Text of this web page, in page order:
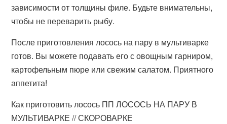
зависимости от толщины филе. Будьте внимательны,
чтобы не переварить рыбу.
После приготовления лосось на пару в мультиварке
готов. Вы можете подавать его с овощным гарниром,
картофельным пюре или свежим салатом. Приятного
аппетита!
Как приготовить лосось ПП ЛОСОСЬ НА ПАРУ В
МУЛЬТИВАРКЕ // СКОРОВАРКЕ